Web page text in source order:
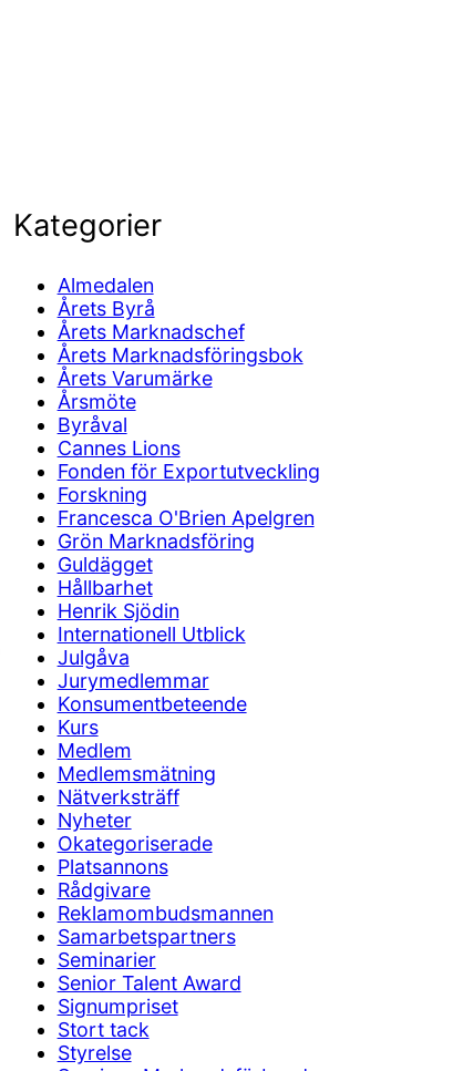
Kategorier
Almedalen
Årets Byrå
Årets Marknadschef
Årets Marknadsföringsbok
Årets Varumärke
Årsmöte
Byråval
Cannes Lions
Fonden för Exportutveckling
Forskning
Francesca O'Brien Apelgren
Grön Marknadsföring
Guldägget
Hållbarhet
Henrik Sjödin
Internationell Utblick
Julgåva
Jurymedlemmar
Konsumentbeteende
Kurs
Medlem
Medlemsmätning
Nätverksträff
Nyheter
Okategoriserade
Platsannons
Rådgivare
Reklamombudsmannen
Samarbetspartners
Seminarier
Senior Talent Award
Signumpriset
Stort tack
Styrelse